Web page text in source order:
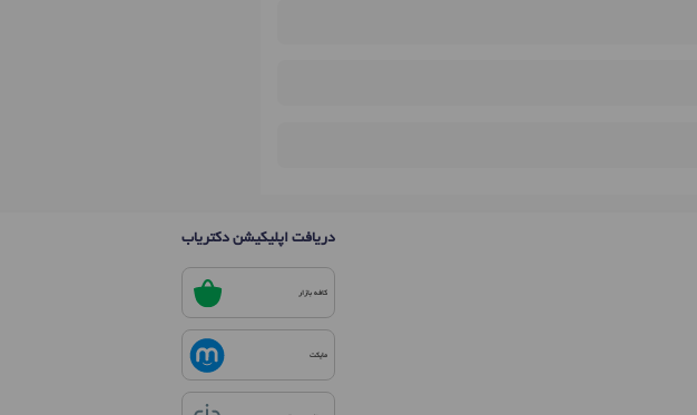
دریافت اپلیکیشن دکتریاب
کافه بازار
مایکت